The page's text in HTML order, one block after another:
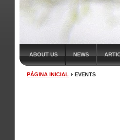
ABOUT US NEWS
PÁGINA INICIAL EVENTS